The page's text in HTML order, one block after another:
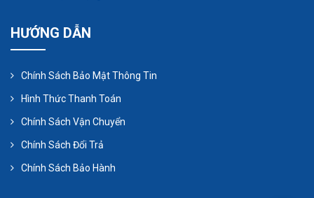
Các loại máy thổi khí
HƯỚNG DẪN
Chính Sách Bảo Mật Thông Tin
Hình Thức Thanh Toán
Chính Sách Vận Chuyển
Chính Sách Đổi Trả
Chính Sách Bảo Hành